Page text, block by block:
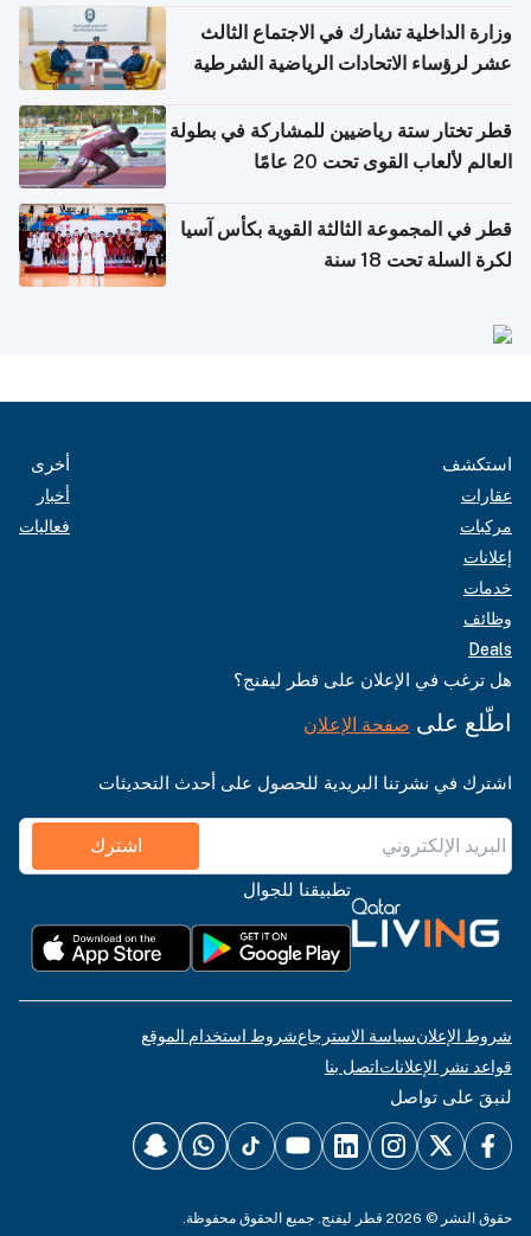
وزارة الداخلية تشارك في الاجتماع الثالث
عشر لرؤساء الاتحادات الرياضية الشرطية
قطر تختار ستة رياضيين للمشاركة في بطولة
العالم لألعاب القوى تحت 20 عامًا
قطر في المجموعة الثالثة القوية بكأس آسيا
لكرة السلة تحت 18 سنة
استكشف
عقارات
مركبات
إعلانات
خدمات
وظائف
Deals
أخرى
أخبار
فعاليات
هل ترغب في الإعلان على قطر ليفنج؟
اطّلع على صفحة الإعلان
اشترك في نشرتنا البريدية للحصول على أحدث التحديثات
اشترك
تطبيقنا للجوال
شروط الإعلانسياسة الاسترجاعشروط استخدام الموقع
قواعد نشر الإعلاناتاتصل بنا
لنبقَ على تواصل
حقوق النشر © 2026 قطر ليفنج. جميع الحقوق محفوظة.